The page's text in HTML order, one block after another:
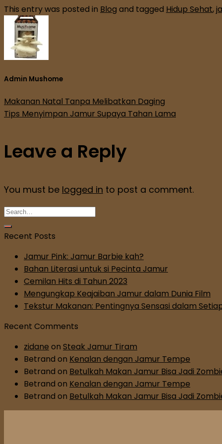
This entry was posted in Blog and tagged Hidup Sehat,
Admin Mushome
Makanan Natal Tanpa Melibatkan Daging
Tips Menyimpan Jamur Supaya Tahan Lama
Leave a Reply
You must be logged in to post a comment.
Recent Posts
Jamur Pink: Jamur Barbie kah?
Bahan Literasi untuk si Pecinta Jamur
Cemilan Hits di Tahun 2023
Mengungkap Keajaiban Jamur dalam Dunia Film
Tekstur Makanan: Pentingnya Sensasi dalam
Recent Comments
zidane on Steak Jamur Tiram
Betrand on Kenalan dengan Jamur Tempe
Betrand on Betulkah Makan Jamur Bisa Jadi
Betrand on Kenalan dengan Jamur Tempe
Betrand on Betulkah Makan Jamur Bisa Jadi